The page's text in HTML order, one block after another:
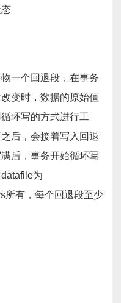
一个回退段，在事务
变时，数据的原始值
环写的方式进行工
后，会接着写入回退
后，事务开始循环写
为
所有，每个回退段至少